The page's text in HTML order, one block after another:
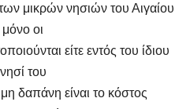
μικρών νησιών του Αιγαίου
μόνο οι
είτε εντός του ίδιου
του
δαπάνη είναι το κόστος